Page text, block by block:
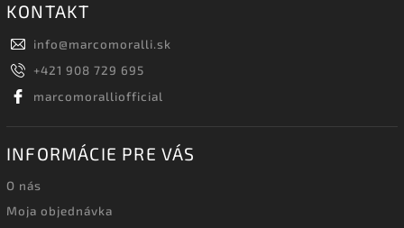
KONTAKT
info@marcomoralli.sk
+421 908 729 695
marcomoralliofficial
INFORMÁCIE PRE VÁS
O nás
Moja objednávka